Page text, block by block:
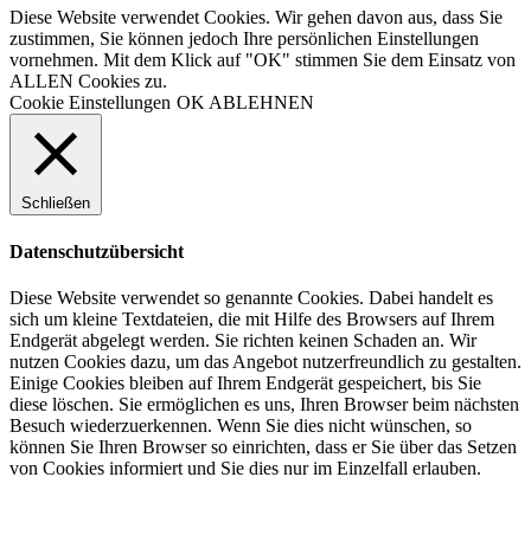
Diese Website verwendet Cookies. Wir gehen davon aus, dass Sie
zustimmen, Sie können jedoch Ihre persönlichen Einstellungen
vornehmen. Mit dem Klick auf "OK" stimmen Sie dem Einsatz von
ALLEN Cookies zu.
Cookie Einstellungen OKABLEHNEN
Schließen
Datenschutzübersicht
Diese Website verwendet so genannte Cookies. Dabei handelt es
sich um kleine Textdateien, die mit Hilfe des Browsers auf Ihrem
Endgerät abgelegt werden. Sie richten keinen Schaden an. Wir
nutzen Cookies dazu, um das Angebot nutzerfreundlich zu gestalten.
Einige Cookies bleiben auf Ihrem Endgerät gespeichert, bis Sie
diese löschen. Sie ermöglichen es uns, Ihren Browser beim nächsten
Besuch wiederzuerkennen. Wenn Sie dies nicht wünschen, so
können Sie Ihren Browser so einrichten, dass er Sie über das Setzen
von Cookies informiert und Sie dies nur im Einzelfall erlauben.